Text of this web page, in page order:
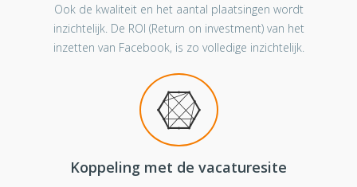
Ook de kwaliteit en het aantal plaatsingen wordt
inzichtelijk. De ROI (Return on investment) van het
inzetten van Facebook, is zo volledige inzichtelijk.
Koppeling met de vacaturesite